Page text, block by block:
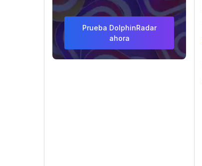
Prueba DolphinRadar
ahora